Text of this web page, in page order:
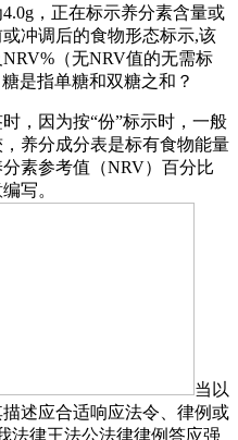
，正在标示养分素含量或
冲调后的食物形态标示,该
（无NRV值的无需标
是指单糖和双糖之和？
因为按“份”标示时，一般
养分成分表是标有食物能量
素参考值（NRV）百分比
写。
当以
述应合适响应法令、律例或
法律王法公法律律例答应强